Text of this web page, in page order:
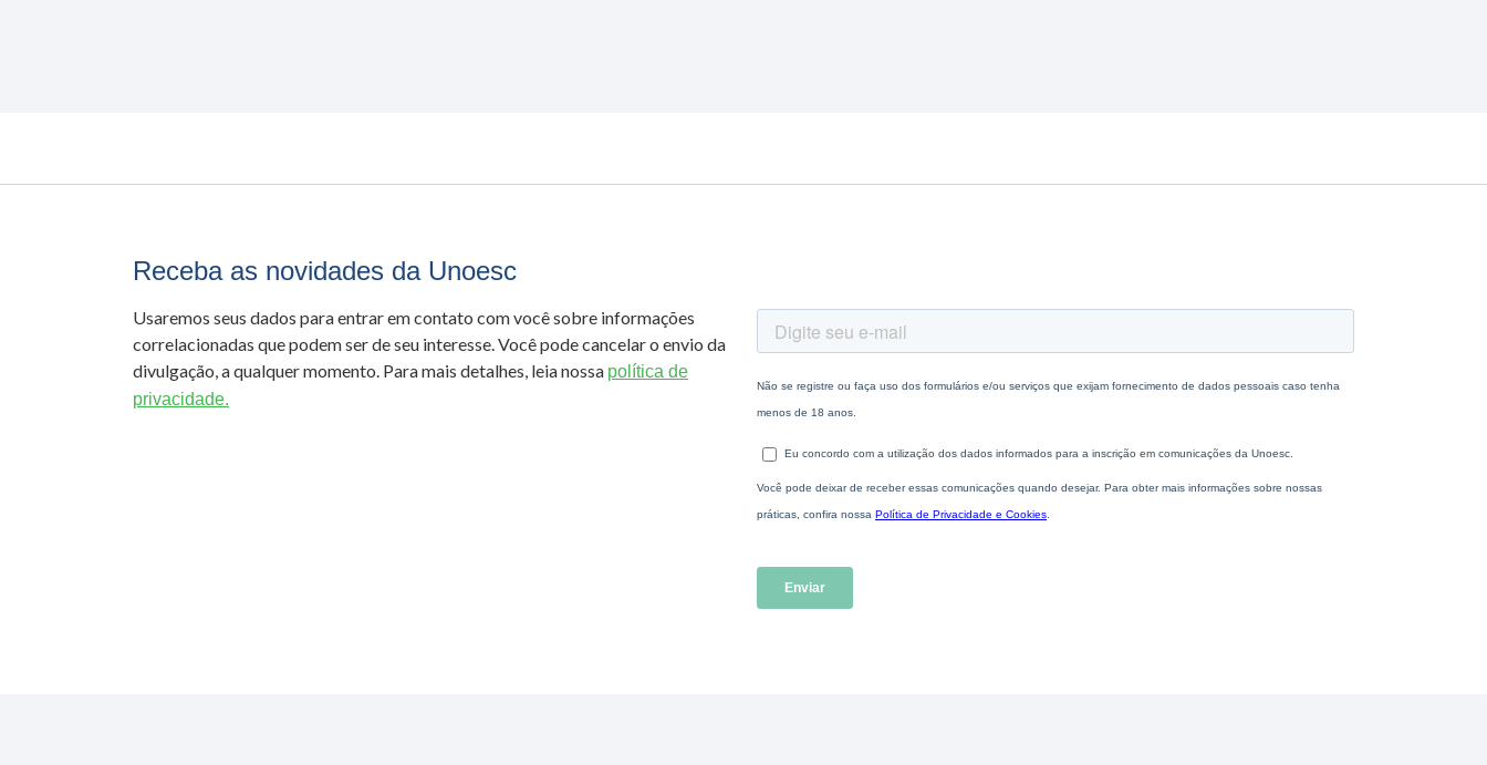
Receba as novidades da Unoesc
Usaremos seus dados para entrar em contato com você sobre informações
correlacionadas que podem ser de seu interesse. Você pode cancelar o envio da
divulgação, a qualquer momento. Para mais detalhes, leia nossa política de
privacidade.